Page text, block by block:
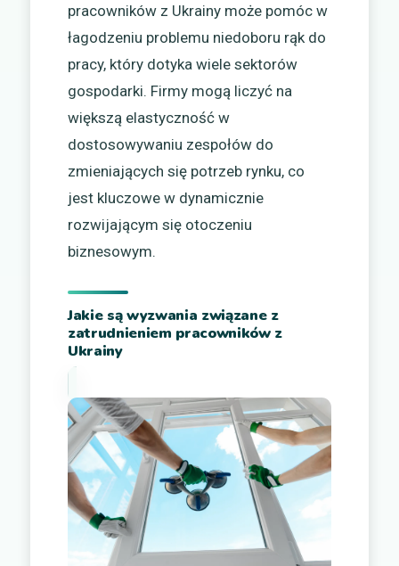
pracowników z Ukrainy może pomóc w
łagodzeniu problemu niedoboru rąk do
pracy, który dotyka wiele sektorów
gospodarki. Firmy mogą liczyć na
większą elastyczność w
dostosowywaniu zespołów do
zmieniających się potrzeb rynku, co
jest kluczowe w dynamicznie
rozwijającym się otoczeniu
biznesowym.
Jakie są wyzwania związane z
zatrudnieniem pracowników z
Ukrainy